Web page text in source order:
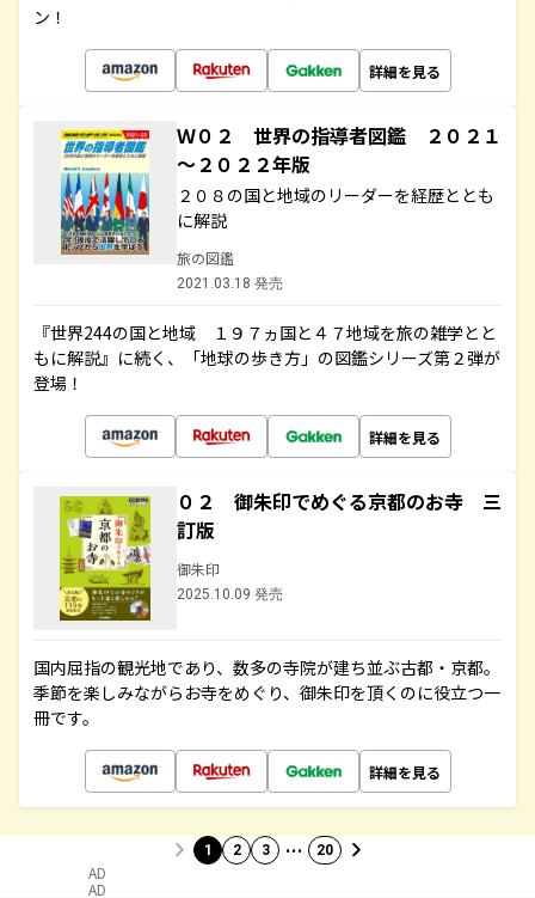
ン！
詳細を見る
Ｗ０２ 世界の指導者図鑑 ２０２１
～２０２２年版
２０８の国と地域のリーダーを経歴ととも
に解説
旅の図鑑
2021.03.18 発売
『世界244の国と地域 １９７ヵ国と４７地域を旅の雑学とと
もに解説』に続く、「地球の歩き方」の図鑑シリーズ第２弾が
登場！
詳細を見る
０２ 御朱印でめぐる京都のお寺 三
訂版
御朱印
2025.10.09 発売
国内屈指の観光地であり、数多の寺院が建ち並ぶ古都・京都。
季節を楽しみながらお寺をめぐり、御朱印を頂くのに役立つ一
冊です。
詳細を見る
1 2 3 … 20
AD
AD